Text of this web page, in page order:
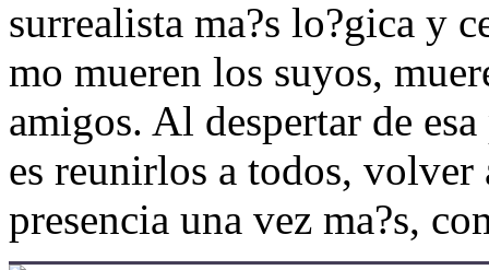
surrealista ma?s lo?gica y
mo mueren los suyos,
amigos. Al despertar de
es reunirlos a todos, volver
presencia una vez ma?s,